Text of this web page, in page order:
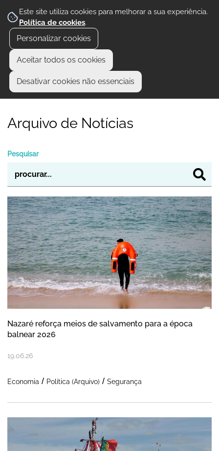
Este site utiliza cookies para melhorar a sua experiência.
Política de cookies.
Personalizar cookies
Aceitar todos os cookies
Desativar cookies não essenciais
Arquivo de Notícias
Pesquisar
Nazaré reforça meios de salvamento
Nazaré reforça meios de salvamento para a época
balnear 2026
19.06.26
Economia Política (Arquivo) Segurança
Nazaré celebra a Festa do Homem do Mar